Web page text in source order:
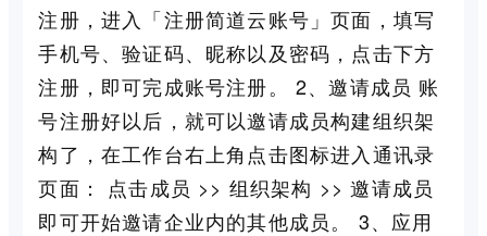
注册，进入「注册简道云账号」页面，填写
手机号、验证码、昵称以及密码，点击下方
注册，即可完成账号注册。 2、邀请成员 账
号注册好以后，就可以邀请成员构建组织架
构了，在工作台右上角点击图标进入通讯录
页面： 点击成员 >> 组织架构 >> 邀请成员
即可开始邀请企业内的其他成员。 3、应用